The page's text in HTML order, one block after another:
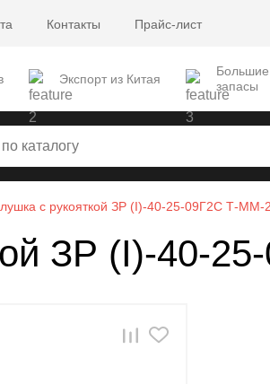
Контакты Прайс-лист
Экспорт из Китая
Большие
запасы
с рукояткой ЗР (I)-40-25-09Г2С Т-ММ-
ЗР (I)-40-